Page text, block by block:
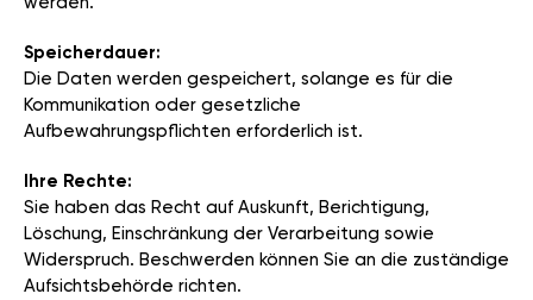
Speicherdauer:
Die Daten werden gespeichert, solange es für die
Kommunikation oder gesetzliche
Aufbewahrungspflichten erforderlich ist.
Ihre Rechte:
Sie haben das Recht auf Auskunft, Berichtigung,
Löschung, Einschränkung der Verarbeitung sowie
Widerspruch. Beschwerden können Sie an die zuständige
Aufsichtsbehörde richten.